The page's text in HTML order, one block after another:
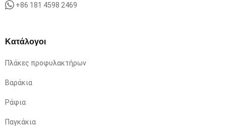
+86 181 4598 2469
Κατάλογοι
Πλάκες προφυλακτήρων
Βαράκια
Ράφια
Παγκάκια